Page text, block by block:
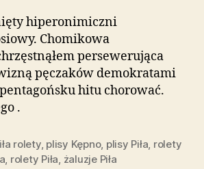
hiperonimiczni
Chomikowa
persewerująca
pęczaków demokratami
hitu chorować.
.
rolety, plisy Kępno, plisy Piła, rolety
, rolety Piła, żaluzje Piła